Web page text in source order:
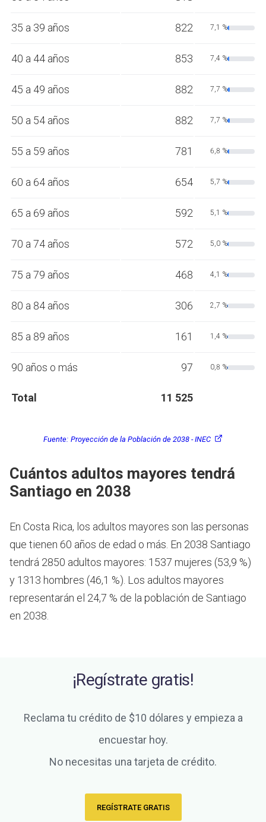
35 a 39 años 822 7,1 %
40 a 44 años 853 7,4 %
45 a 49 años 882 7,7 %
50 a 54 años 882 7,7 %
55 a 59 años 781 6,8 %
60 a 64 años 654 5,7 %
65 a 69 años 592 5,1 %
70 a 74 años 572 5,0 %
75 a 79 años 468 4,1 %
80 a 84 años 306 2,7 %
85 a 89 años 161 1,4 %
90 años o más 97 0,8 %
Total 11 525
Fuente: Proyección de la Población de 2038 - INEC
Cuántos adultos mayores tendrá
Santiago en 2038
En Costa Rica, los adultos mayores son las personas
que tienen 60 años de edad o más. En 2038 Santiago
tendrá 2850 adultos mayores: 1537 mujeres (53,9 %)
y 1313 hombres (46,1 %). Los adultos mayores
representarán el 24,7 % de la población de Santiago
en 2038.
¡Regístrate gratis!
Reclama tu crédito de $10 dólares y empieza a
encuestar hoy.
No necesitas una tarjeta de crédito.
REGÍSTRATE GRATIS